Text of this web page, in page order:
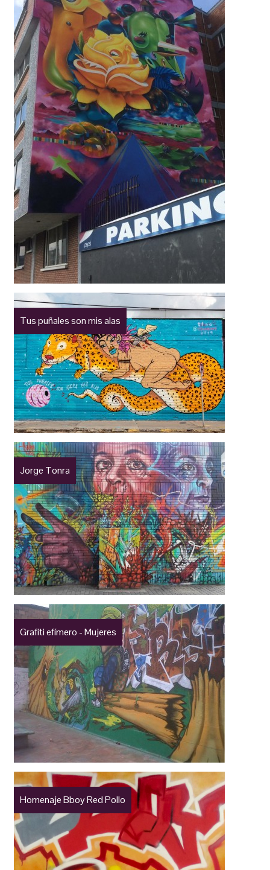
Tus puñales son mis alas
Jorge Tonra
Grafiti efímero - Mujeres
Homenaje Bboy Red Pollo